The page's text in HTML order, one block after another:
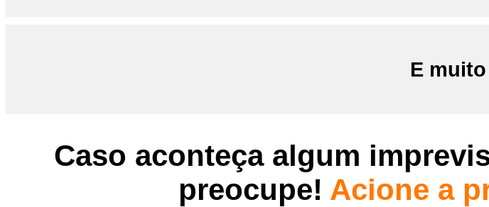
E
Caso aconteça algum
preocupe! Acione a